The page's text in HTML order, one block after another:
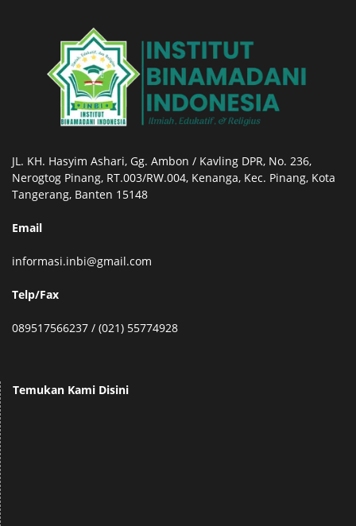
JL. KH. Hasyim Ashari, Gg. Ambon / Kavling DPR, No. 236,
Nerogtog Pinang, RT.003/RW.004, Kenanga, Kec. Pinang, Kota
Tangerang, Banten 15148
Email
informasi.inbi@gmail.com
Telp/Fax
089517566237 / (021) 55774928
Temukan Kami Disini